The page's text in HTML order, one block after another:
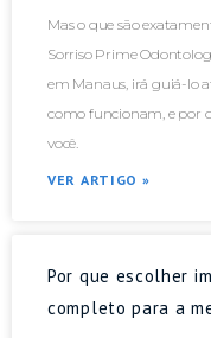
Mas o que são
Sorriso Prime
em Manaus, irá guiá-lo
como funcionam, e por
você.
VER ARTIGO »
Por que escolher
completo para a